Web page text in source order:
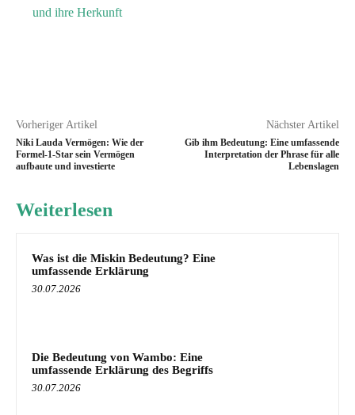
und ihre Herkunft
Vorheriger Artikel
Niki Lauda Vermögen: Wie der
Formel-1-Star sein Vermögen
aufbaute und investierte
Nächster Artikel
Gib ihm Bedeutung: Eine umfassende
Interpretation der Phrase für alle
Lebenslagen
Weiterlesen
Was ist die Miskin Bedeutung? Eine
umfassende Erklärung
30.07.2026
Die Bedeutung von Wambo: Eine
umfassende Erklärung des Begriffs
30.07.2026